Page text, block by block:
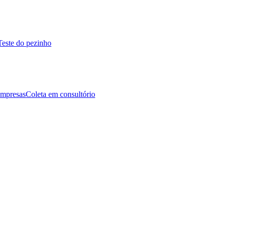
do pezinho
Coleta em consultório